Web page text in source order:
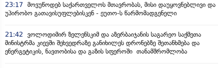
23:17 მოვუწოდებ საქართველოს მთავრობას, მისი დაუყოვნებლივი და
უპირობო გათავისუფლებისკენ - ეუთო-ს წარმომადგენელი
21:42
ვოლოდიმირ ზელენსკიმ და აზერბაიჯანის საგარეო საქმეთა
მინისტრმა კიევში შეხვედრაზე განიხილეს დრონებზე შეთანხმება და
ენერგეტიკის, ნავთობისა და გაზის სფეროში თანამშრომლობა